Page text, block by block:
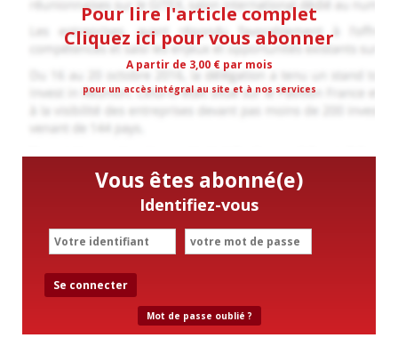
Pour lire l'article complet
Cliquez ici pour vous abonner
A partir de 3,00 € par mois
pour un accès intégral au site et à nos services
Vous êtes abonné(e)
Identifiez-vous
Se connecter
Mot de passe oublié ?